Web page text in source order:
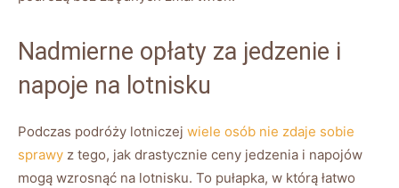
Nadmierne opłaty za jedzenie i
napoje na lotnisku
Podczas podróży lotniczej wiele osób nie zdaje sobie
sprawy z tego, jak drastycznie ceny jedzenia i napojów
mogą wzrosnąć na lotnisku. To pułapka, w którą łatwo